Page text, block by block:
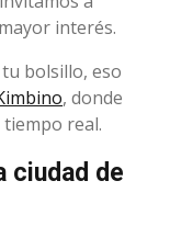
interés.
bolsillo, eso
, donde
real.
ciudad de